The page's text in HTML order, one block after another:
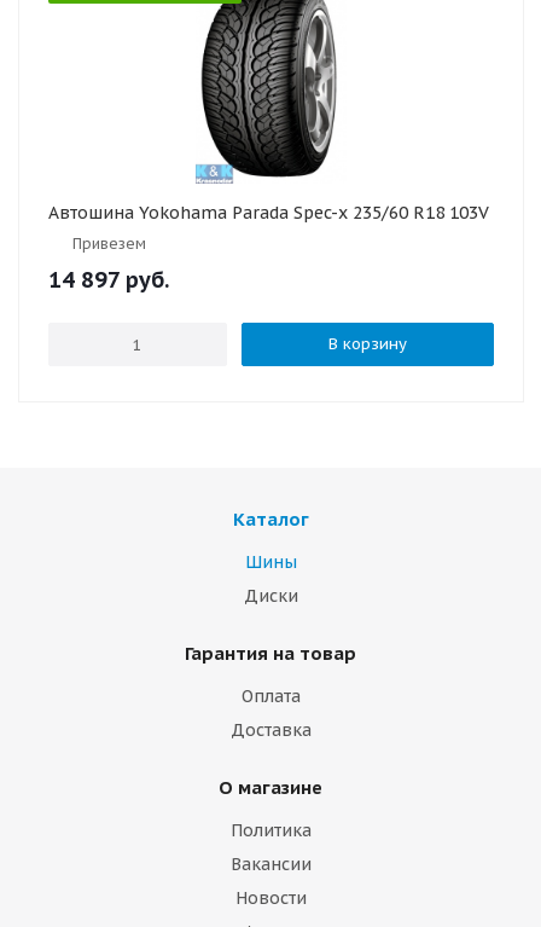
Автошина Yokohama Parada Spec-x 235/60 R18 103V
Привезем
14 897 руб.
В корзину
Каталог
Шины
Диски
Гарантия на товар
Оплата
Доставка
О магазине
Политика
Вакансии
Новости